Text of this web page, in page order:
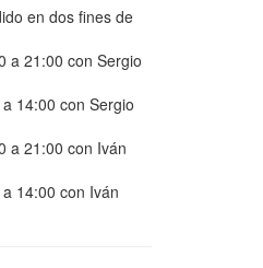
en dos fines de
a 21:00 con Sergio
14:00 con Sergio
a 21:00 con Iván
14:00 con Iván